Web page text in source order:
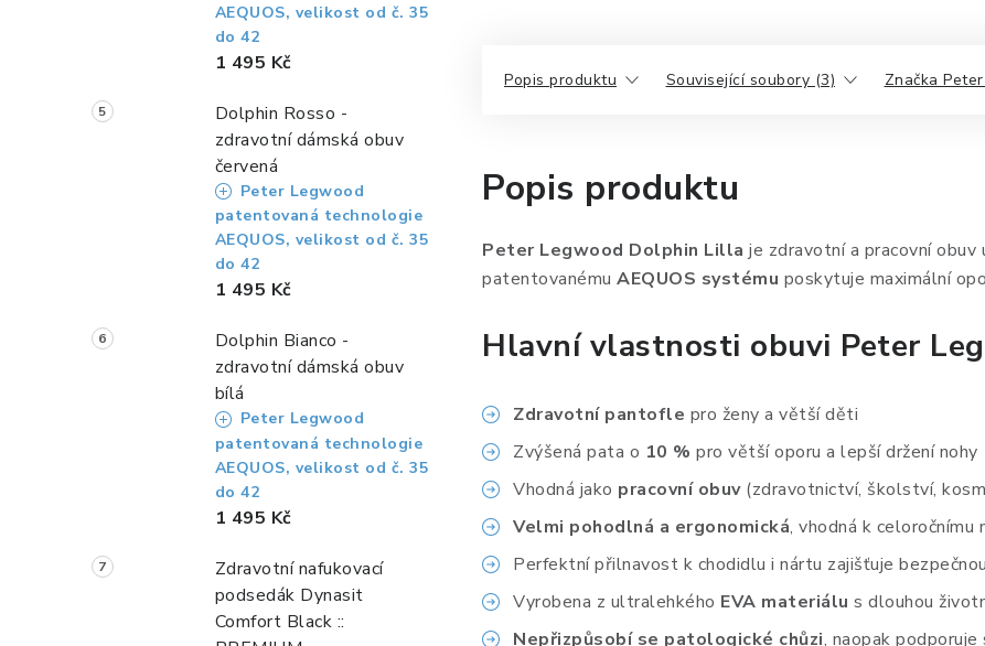
AEQUOS, velikost od č. 35
do 42
1 495 Kč
Dolphin Rosso -
zdravotní dámská obuv
červená
Peter Legwood
patentovaná technologie
AEQUOS, velikost od č. 35
do 42
1 495 Kč
Dolphin Bianco -
zdravotní dámská obuv
bílá
Peter Legwood
patentovaná technologie
AEQUOS, velikost od č. 35
do 42
1 495 Kč
Zdravotní nafukovací
podsedák Dynasit
Comfort Black ::
Popis produktu Související soubory (3) Značka
Popis produktu
Peter Legwood Dolphin Lilla je zdravotní a pracovní
patentovanému AEQUOS systému poskytuje maximální
Hlavní vlastnosti obuvi Peter
Zdravotní pantofle pro ženy a větší děti
Zvýšená pata o 10 % pro větší oporu a lepší držení nohy
Vhodná jako pracovní obuv(zdravotnictví, školství,
Velmi pohodlná a ergonomická, vhodná k celoročnímu
Perfektní přilnavost k chodidlu i nártu zajišťuje
Vyrobena z ultralehkého EVA materiálu s dlouhou
Nepřizpůsobí se patologické chůzi, naopak